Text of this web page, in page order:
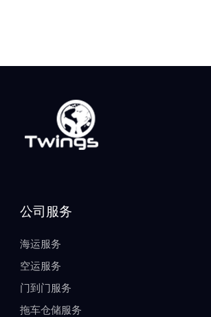
公司服务
海运服务
空运服务
门到门服务
拖车仓储服务